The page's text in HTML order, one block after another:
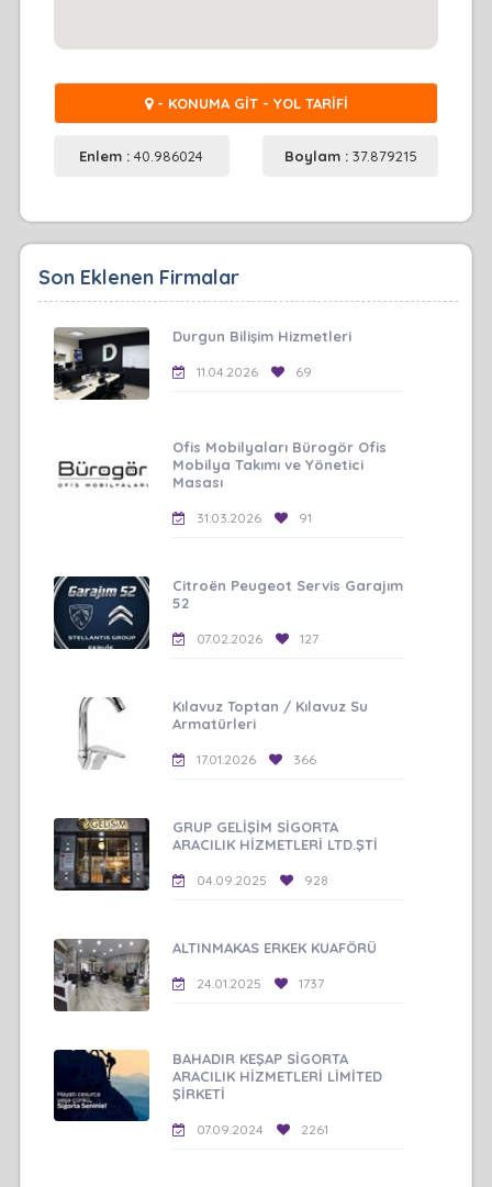
- KONUMA GİT - YOL TARİFİ
Enlem :40.986024 Boylam : 37.879215
Son Eklenen Firmalar
Durgun Bilişim Hizmetleri
11.04.2026 69
Ofis Mobilyaları Bürogör Ofis
Mobilya Takımı ve Yönetici
Masası
31.03.2026 91
Citroën Peugeot Servis Garajım
52
07.02.2026 127
Kılavuz Toptan / Kılavuz Su
Armatürleri
17.01.2026 366
GRUP GELİŞİM SİGORTA
ARACILIK HİZMETLERİ LTD.ŞTİ
04.09.2025 928
ALTINMAKAS ERKEK KUAFÖRÜ
24.01.2025 1737
BAHADIR KEŞAP SİGORTA
ARACILIK HİZMETLERİ LİMİTED
ŞİRKETİ
07.09.2024 2261